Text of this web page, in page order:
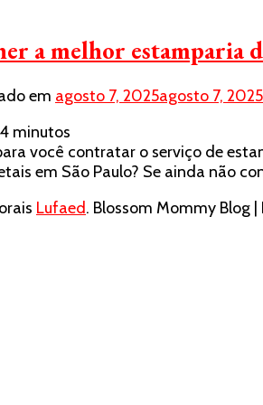
a melhor estamparia
em agosto 7, 2025agosto 7, 2025
4 minutos
você contratar o serviço de
em São Paulo? Se ainda não
Lufaed. Blossom Mommy Blog